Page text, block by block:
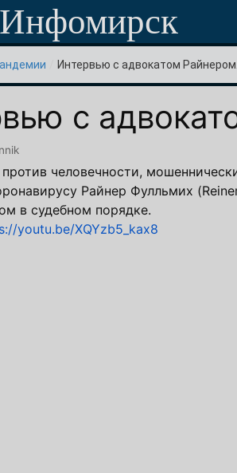
Инфомирск
Интервью с адвокатом Райнером...
с
человечности,
Райнер Фулльмих
в судебном порядке.
youtu.be/XQYzb5_kax8